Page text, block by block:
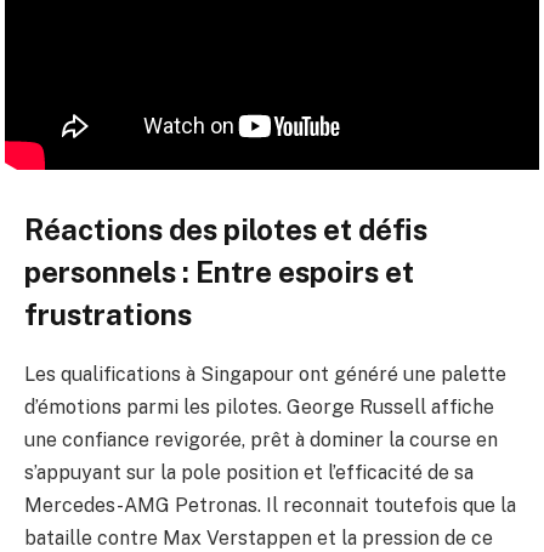
Réactions des pilotes et défis
personnels : Entre espoirs et
frustrations
Les qualifications à Singapour ont généré une palette
d’émotions parmi les pilotes. George Russell affiche
une confiance revigorée, prêt à dominer la course en
s’appuyant sur la pole position et l’efficacité de sa
Mercedes-AMG Petronas. Il reconnait toutefois que la
bataille contre Max Verstappen et la pression de ce